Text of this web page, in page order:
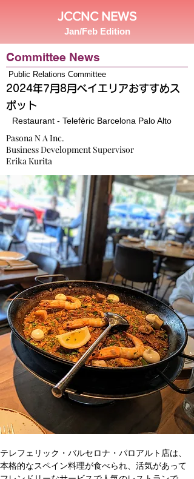
JCCNC NEWS
Jan/Feb Edition
Committee News
Public Relations Committee
2024年7月8月ベイエリアおすすめス
ポット
Restaurant - Telefèric Barcelona Palo Alto
Pasona N A Inc.
Business Development Supervisor
Erika Kurita
テレフェリック・バルセロナ・パロアルト店は、
本格的なスペイン料理が食べられ、活気があって